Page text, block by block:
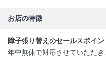
お店の特徴
障子張り替えのセールスポイン
年中無休で対応させていただき